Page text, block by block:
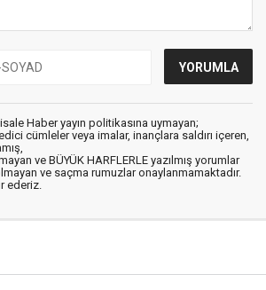
Haber yayın politikasına uymayan;
cümleler veya imalar, inançlara saldırı içeren,
ve BÜYÜK HARFLERLE yazılmış yorumlar
ve saçma rumuzlar onaylanmamaktadır.
ederiz.